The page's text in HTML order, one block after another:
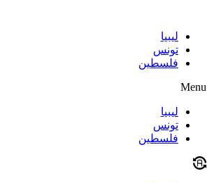
contentليبيا
تونس
فلسطين
Menu
ليبيا
تونس
فلسطين